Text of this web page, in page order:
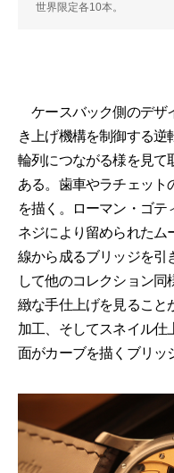
世界限定各10本。
ケースバック側のデザ
き上げ機構を制御する逆
輪列につながる様を見て
ある。歯車やラチェット
を描く。ローマン・ゴテ
ネジにより留められたム
線から成るブリッジを引
して他のコレクション
緻な手仕上げを見ること
加工、そしてスネイル仕
面がカーブを描くブリッ